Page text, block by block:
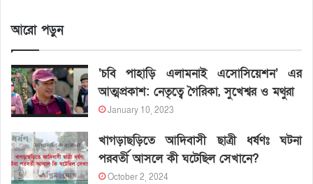
আরো পড়ুন
‘চবি পাহাড়ি এলামনাই এসোসিয়েশন’ এর
আত্মপ্রকাশ: নেতৃত্বে গৈরিকা, সুখেশ্বর ও মথুরা
January 10, 2023
খাগড়াছড়িতে আদিবাসী ছাত্রী ধর্ষণঃ ঘটনা
পরবর্তী আসলে কী ঘটেছিল সেখানে?
October 2, 2024